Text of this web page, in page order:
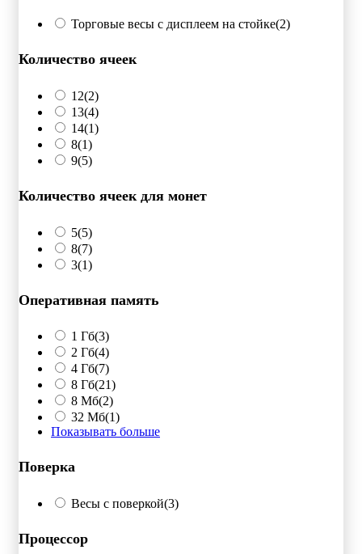
Торговые весы с дисплеем на стойке(2)
Количество ячеек
12(2)
13(4)
14(1)
8(1)
9(5)
Количество ячеек для монет
5(5)
8(7)
3(1)
Оперативная память
1 Гб(3)
2 Гб(4)
4 Гб(7)
8 Гб(21)
8 Мб(2)
32 Мб(1)
Показывать больше
Поверка
Весы с поверкой(3)
Процессор